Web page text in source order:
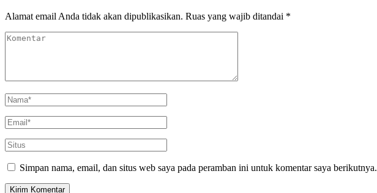
Alamat email Anda tidak akan dipublikasikan. Ruas yang wajib ditandai *
Simpan nama, email, dan situs web saya pada peramban ini untuk komentar saya berikutnya.